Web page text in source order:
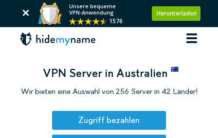
Unsere bequeme
VPN-Anwendung
1576
Herunterladen
VPN Server in Australien
Wir bieten eine Auswahl von 256 Server in 42 Länder!
Zugriff bezahlen